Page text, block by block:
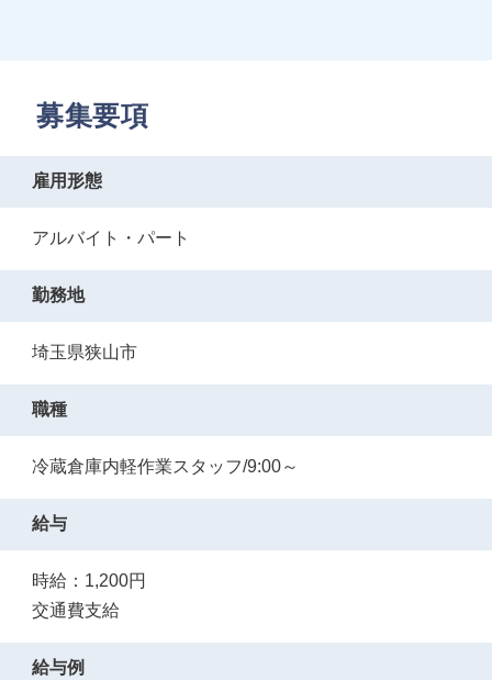
募集要項
雇用形態
アルバイト・パート
勤務地
埼玉県狭山市
職種
冷蔵倉庫内軽作業スタッフ/9:00～
給与
時給：1,200円
交通費支給
給与例